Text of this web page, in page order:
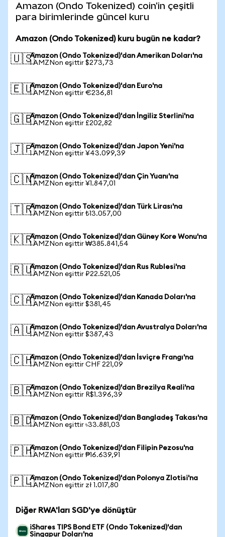
Amazon (Ondo Tokenized) coin'in çeşitli
para birimlerinde güncel kuru
Amazon (Ondo Tokenized) kuru bugün ne kadar?
🇺🇸Amazon (Ondo Tokenized)'dan Amerikan Doları'na
1 AMZNon eşittir $273,73
🇪🇺Amazon (Ondo Tokenized)'dan Euro'na
1 AMZNon eşittir €236,81
🇬🇧Amazon (Ondo Tokenized)'dan İngiliz Sterlini'na
1 AMZNon eşittir £202,82
🇯🇵Amazon (Ondo Tokenized)'dan Japon Yeni'na
1 AMZNon eşittir ¥43.099,39
🇨🇳Amazon (Ondo Tokenized)'dan Çin Yuanı'na
1 AMZNon eşittir ¥1.847,01
🇹🇷Amazon (Ondo Tokenized)'dan Türk Lirası'na
1 AMZNon eşittir ₺13.057,00
🇰🇷Amazon (Ondo Tokenized)'dan Güney Kore Wonu'na
1 AMZNon eşittir ₩385.841,54
🇷🇺Amazon (Ondo Tokenized)'dan Rus Rublesi'na
1 AMZNon eşittir ₽22.521,05
🇨🇦Amazon (Ondo Tokenized)'dan Kanada Doları'na
1 AMZNon eşittir $381,45
🇦🇺Amazon (Ondo Tokenized)'dan Avustralya Doları'na
1 AMZNon eşittir $387,43
🇨🇭Amazon (Ondo Tokenized)'dan İsviçre Frangı'na
1 AMZNon eşittir CHF 221,09
🇧🇷Amazon (Ondo Tokenized)'dan Brezilya Reali'na
1 AMZNon eşittir R$1.396,39
🇧🇩Amazon (Ondo Tokenized)'dan Bangladeş Takası'na
1 AMZNon eşittir ৳33.881,03
🇵🇭Amazon (Ondo Tokenized)'dan Filipin Pezosu'na
1 AMZNon eşittir ₱16.639,91
🇵🇱Amazon (Ondo Tokenized)'dan Polonya Zlotisi'na
1 AMZNon eşittir zł 1.017,80
Diğer RWA'ları SGD'ye dönüştür
iShares TIPS Bond ETF (Ondo Tokenized)'dan
Singapur Doları'na